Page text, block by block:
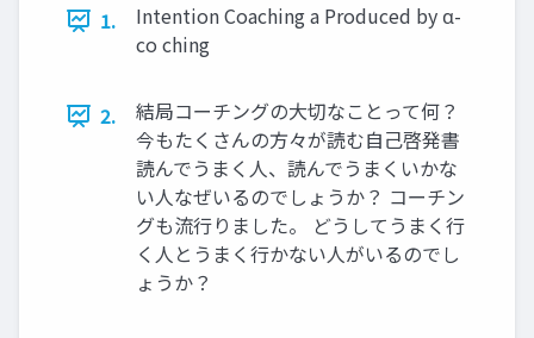
1.
Intention Coaching a Produced by α-
co ching
2.
結局コーチングの大切なことって何？
今もたくさんの方々が読む自己啓発書
読んでうまく人、読んでうまくいかな
い人なぜいるのでしょうか？ コーチン
グも流行りました。 どうしてうまく行
く人とうまく行かない人がいるのでし
ょうか？